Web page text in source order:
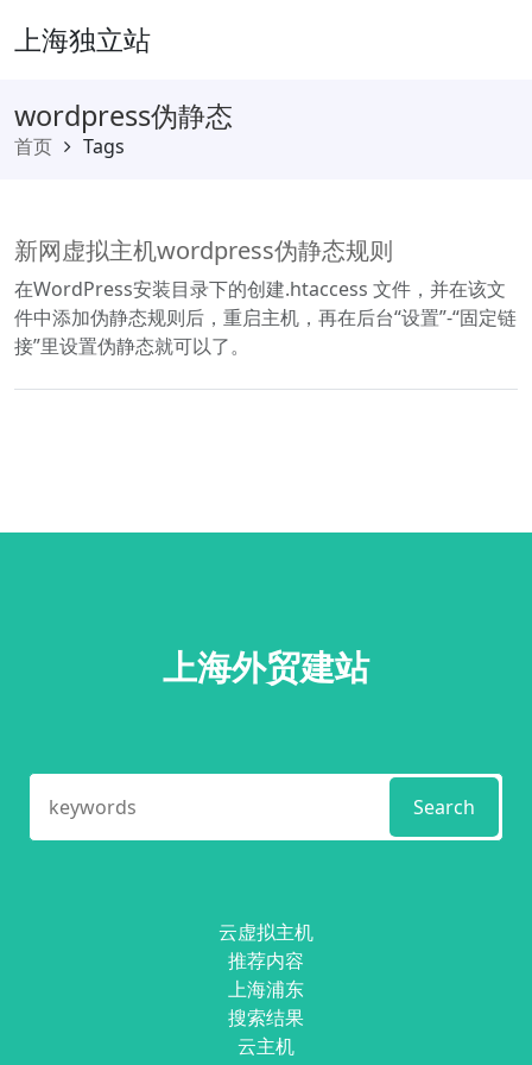
上海独立站
wordpress伪静态
首页 Tags
新网虚拟主机wordpress伪静态规则
在WordPress安装目录下的创建.htaccess 文件，并在该文
件中添加伪静态规则后，重启主机，再在后台“设置”-“固定链
接”里设置伪静态就可以了。
上海外贸建站
Search
云虚拟主机
推荐内容
上海浦东
搜索结果
云主机